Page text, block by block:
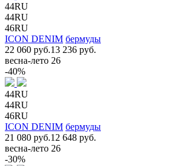
44RU
44RU
46RU
ICON DENIM бермуды
22 060 руб.13 236 руб.
весна-лето 26
-40%
44RU
44RU
46RU
ICON DENIM бермуды
21 080 руб.12 648 руб.
весна-лето 26
-30%